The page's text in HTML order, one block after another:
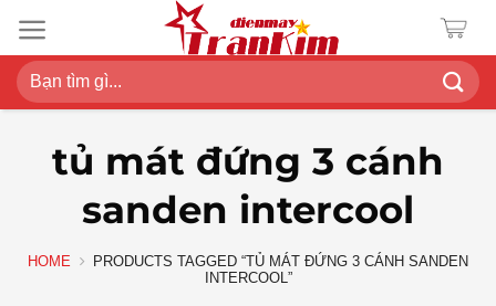
đến
nội
dung
Search
for:
tủ mát đứng 3 cánh
sanden intercool
HOME
PRODUCTS TAGGED “TỦ MÁT ĐỨNG 3 CÁNH SANDEN
INTERCOOL”